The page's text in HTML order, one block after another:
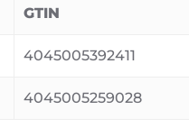
GTIN
4045005392411
4045005259028